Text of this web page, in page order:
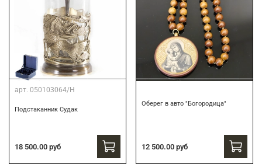
арт. 050103064/Н
Подстаканник Судак
18 500.00 руб
Оберег в авто "Богородица"
12 500.00 руб